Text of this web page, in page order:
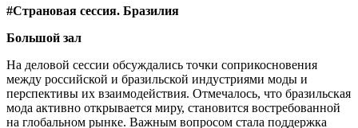
#Страновая сессия. Бразилия
Большой зал
На деловой сессии обсуждались точки соприкосновения
между российской и бразильской индустриями моды и
перспективы их взаимодействия. Отмечалось, что бразильская
мода активно открывается миру, становится востребованной
на глобальном рынке. Важным вопросом стала поддержка